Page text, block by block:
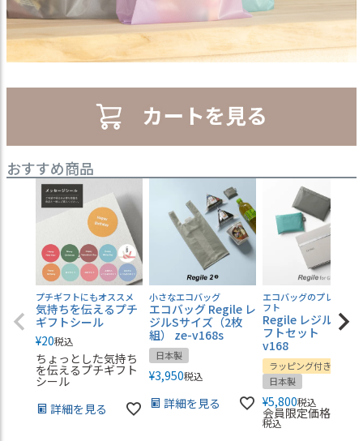
おすすめ商品
プチギフトにもオススメ
気持ちを伝えるプチ
ギフトシール
¥20税込
ちょっとした気持ち
を伝えるプチギフト
シール
詳細を見る
小さなエコバッグ
エコバッグ Regile レ
ジルSサイズ（2枚
組） ze-v168s
日本製
¥3,950税込
詳細を見る
エコバッグのプレゼント
フト
Regile レジル 2枚
フトセット gs-
v168
ラッピング付き
日本製
¥5,800税込
会員限定価格
税込